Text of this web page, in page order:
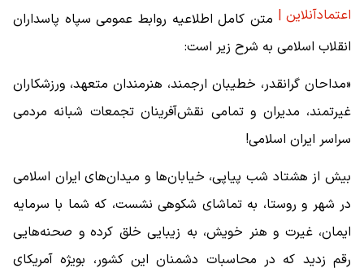
اعتمادآنلاین | متن کامل اطلاعیه روابط عمومی سپاه پاسداران
انقلاب اسلامی به شرح زیر است:
«مداحان گرانقدر، خطیبان ارجمند، هنرمندان متعهد، ورزشکاران
غیرتمند، مدیران و تمامی نقش‌آفرینان تجمعات شبانه مردمی
سراسر ایران اسلامی!
بیش از هشتاد شب پیاپی، خیابان‌ها و میدان‌های ایران اسلامی
در شهر و روستا، به تماشای شکوهی نشست، که شما با سرمایه
ایمان، غیرت و هنر خویش، به زیبایی خلق کرده و صحنه‌هایی
رقم زدید که در محاسبات دشمنان این کشور، بویژه آمریکای